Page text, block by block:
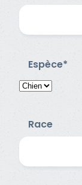
Espèce*
Race